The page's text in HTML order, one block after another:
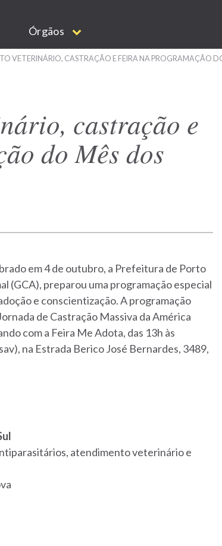
Órgãos
VETERINÁRIO, CASTRAÇÃO E FEIRA NA PROGRAMAÇÃO
castração e
do Mês dos
em 4 de outubro, a Prefeitura de Porto
(GCA), preparou uma programação especial
e conscientização. A programação
de Castração Massiva da América
com a Feira Me Adota, das 13h às
na Estrada Berico José Bernardes, 3489,
atendimento veterinário e